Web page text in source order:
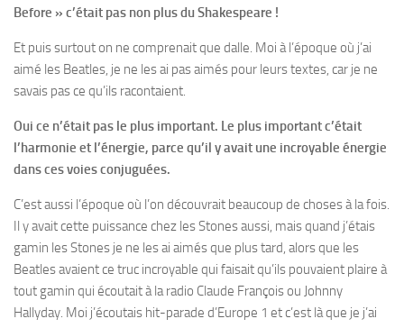
Before » c’était pas non plus du Shakespeare !
Et puis surtout on ne comprenait que dalle. Moi à l’époque où j’ai
aimé les Beatles, je ne les ai pas aimés pour leurs textes, car je ne
savais pas ce qu’ils racontaient.
Oui ce n’était pas le plus important. Le plus important c’était
l’harmonie et l’énergie, parce qu’il y avait une incroyable énergie
dans ces voies conjuguées.
C’est aussi l’époque où l’on découvrait beaucoup de choses à la fois.
Il y avait cette puissance chez les Stones aussi, mais quand j’étais
gamin les Stones je ne les ai aimés que plus tard, alors que les
Beatles avaient ce truc incroyable qui faisait qu’ils pouvaient plaire à
tout gamin qui écoutait à la radio Claude François ou Johnny
Hallyday. Moi j’écoutais hit-parade d’Europe 1 et c’est là que je j’ai